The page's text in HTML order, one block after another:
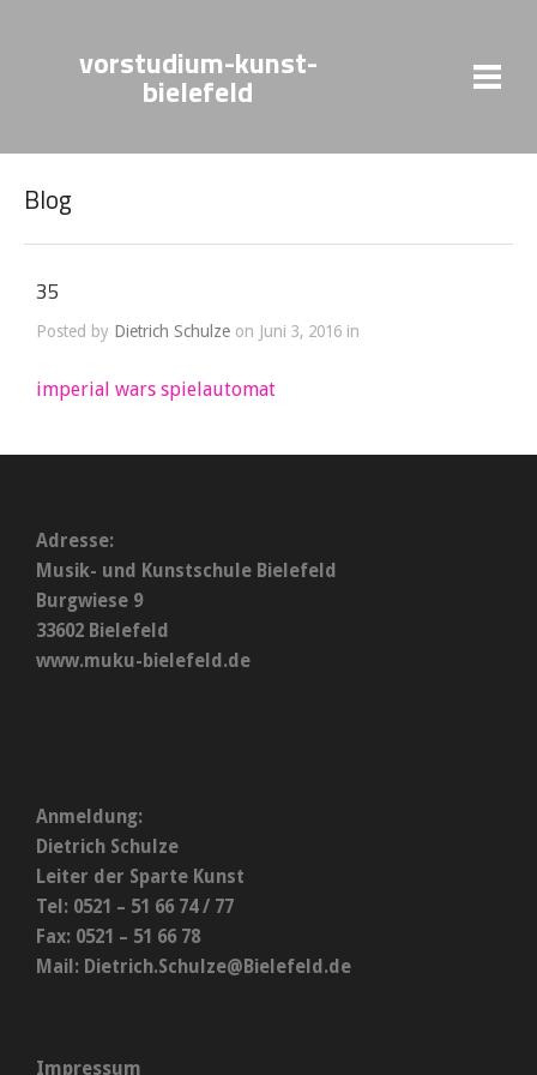
vorstudium-kunst-
bielefeld
Blog
35
Posted by Dietrich Schulze on Juni 3, 2016 in
imperial wars spielautomat
Adresse:
Musik- und Kunstschule Bielefeld
Burgwiese 9
33602 Bielefeld
www.muku-bielefeld.de
Anmeldung:
Dietrich Schulze
Leiter der Sparte Kunst
Tel: 0521 – 51 66 74 / 77
Fax: 0521 – 51 66 78
Mail: Dietrich.Schulze@Bielefeld.de
Impressum